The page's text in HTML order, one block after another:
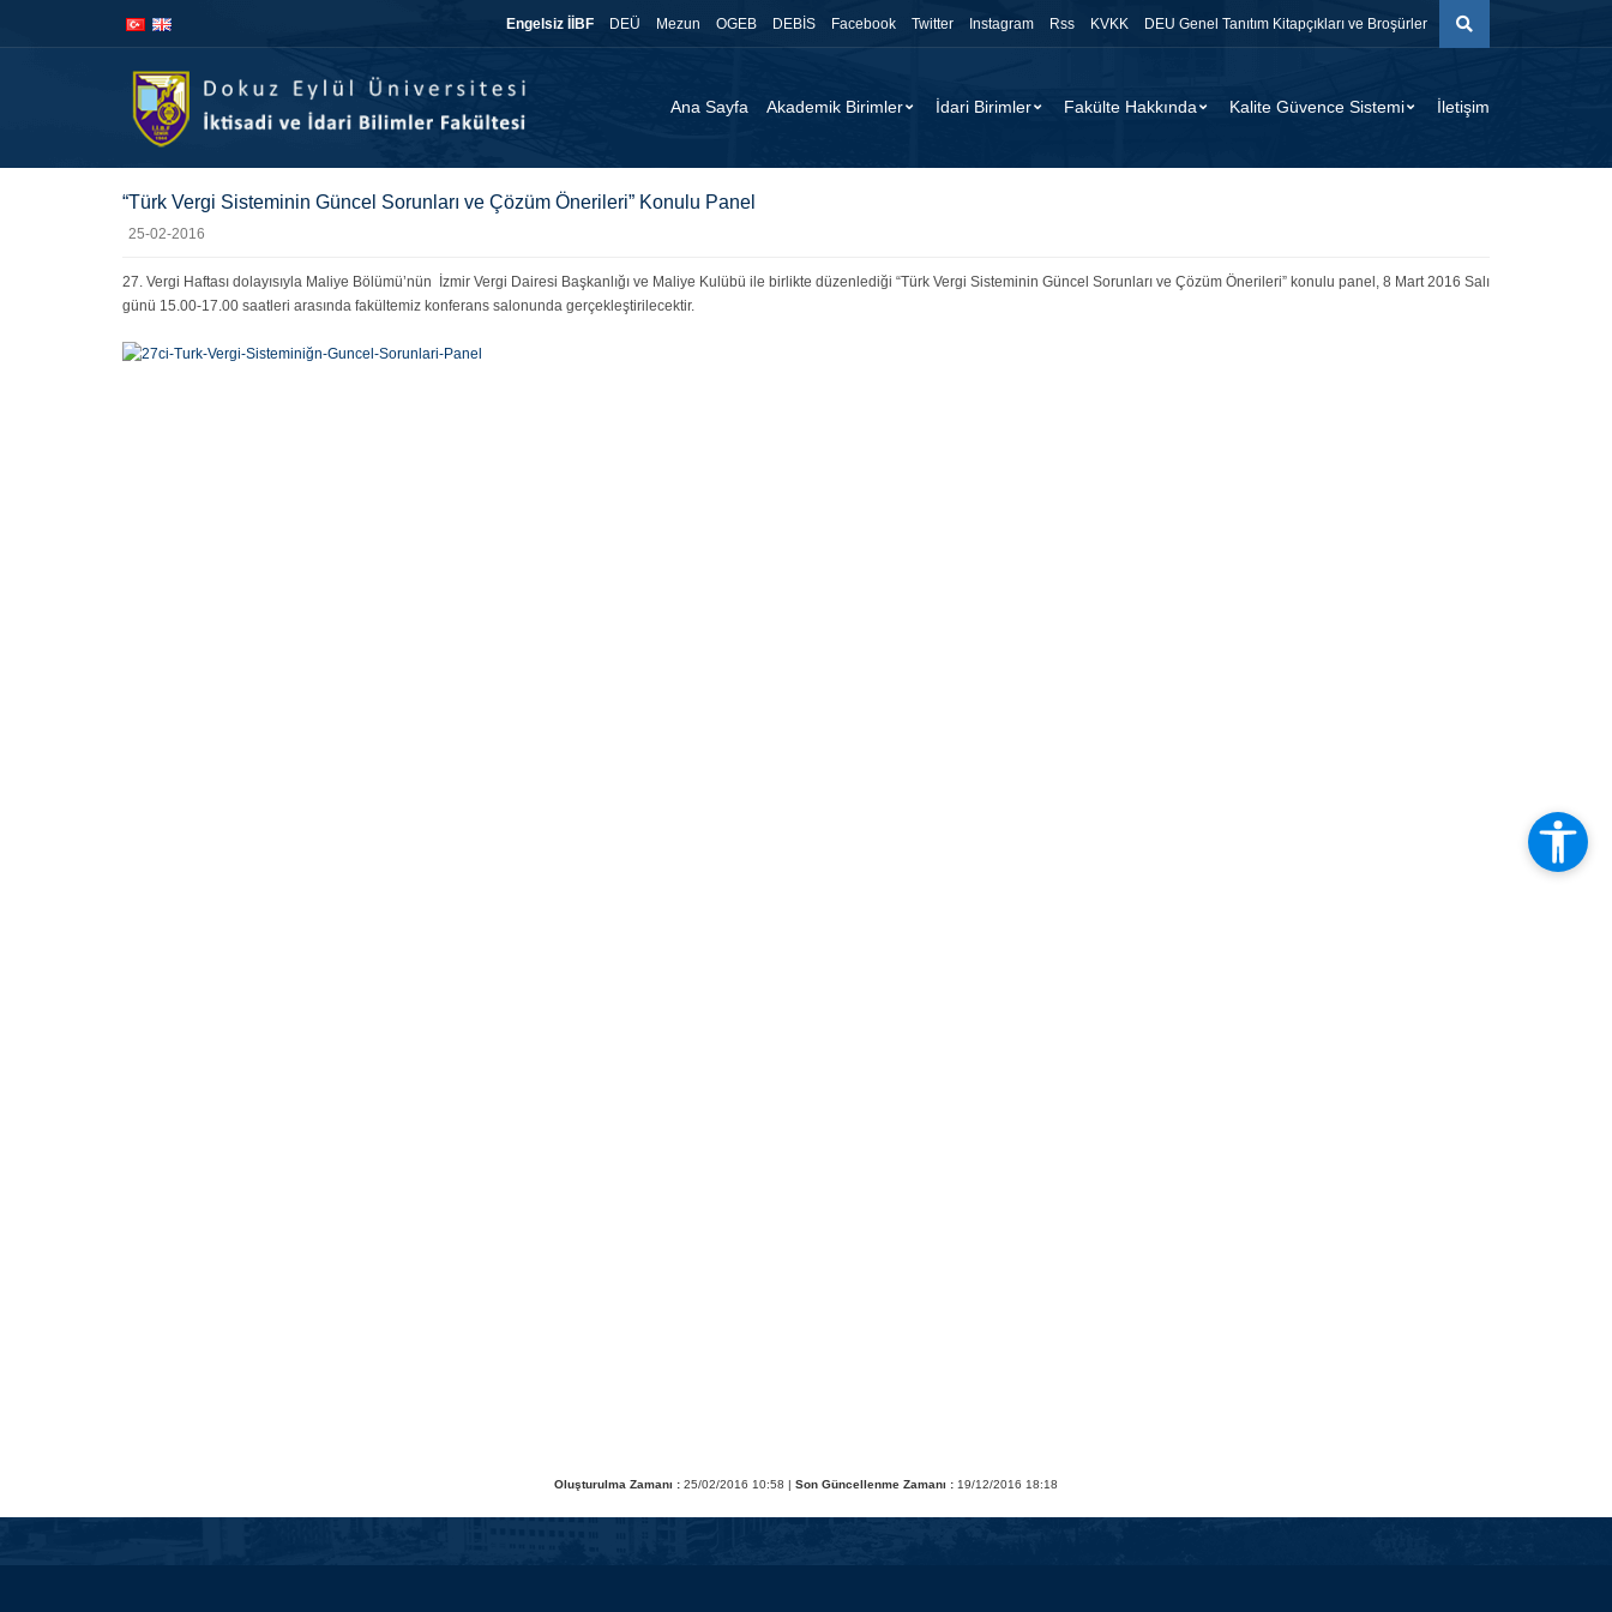
Engelsiz İİBF DEÜ Mezun OGEB DEBİS Facebook Twitter Instagram Rss KVKK DEU Genel Tanıtım Kitapçıkları ve Broşürler
Ana Sayfa Akademik Birimler İdari Birimler Fakülte Hakkında Kalite Güvence Sistemi İletişim
“Türk Vergi Sisteminin Güncel Sorunları ve Çözüm Önerileri” Konulu Panel
25-02-2016
27. Vergi Haftası dolayısıyla Maliye Bölümü’nün İzmir Vergi Dairesi Başkanlığı ve Maliye Kulübü ile birlikte düzenlediği “Türk Vergi Sisteminin Güncel Sorunları ve Çözüm Önerileri” konulu panel, 8 Mart 2016 Salı
günü 15.00-17.00 saatleri arasında fakültemiz konferans salonunda gerçekleştirilecektir.
Oluşturulma Zamanı : 25/02/2016 10:58 | Son Güncellenme Zamanı : 19/12/2016 18:18